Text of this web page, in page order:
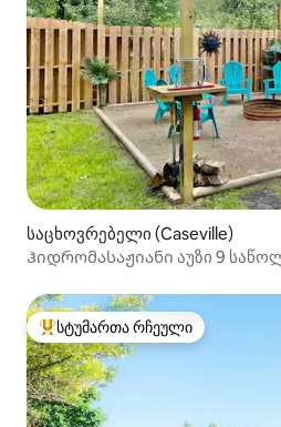
საცხოვრებელი (Caseville)
Ჰიდრომასაჟიანი აუზი 9
სტუმართა რჩეული მოწინავე
სტუმართა რჩეული